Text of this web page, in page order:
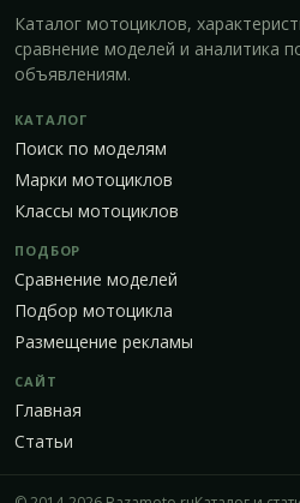
Каталог мотоциклов,
сравнение моделей и аналитика
объявлениям.
КАТАЛОГ
Поиск по моделям
Марки мотоциклов
Классы мотоциклов
ПОДБОР
Сравнение моделей
Подбор мотоцикла
Размещение рекламы
САЙТ
Главная
Статьи